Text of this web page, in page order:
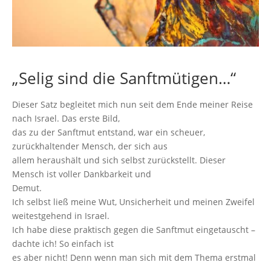
„Selig sind die Sanftmütigen…“
Dieser Satz begleitet mich nun seit dem Ende meiner Reise
nach Israel. Das erste Bild,
das zu der Sanftmut entstand, war ein scheuer,
zurückhaltender Mensch, der sich aus
allem heraushält und sich selbst zurückstellt. Dieser
Mensch ist voller Dankbarkeit und
Demut.
Ich selbst ließ meine Wut, Unsicherheit und meinen Zweifel
weitestgehend in Israel.
Ich habe diese praktisch gegen die Sanftmut eingetauscht –
dachte ich! So einfach ist
es aber nicht! Denn wenn man sich mit dem Thema erstmal